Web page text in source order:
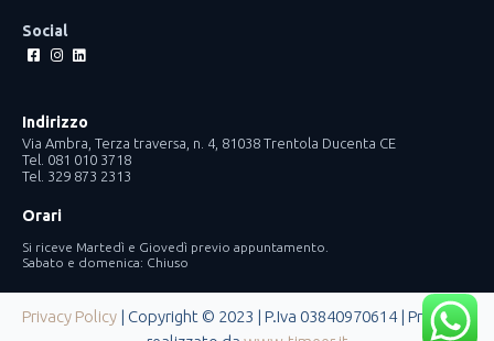
Social
Facebook-
square
Instagram
Linkedin
Indirizzo
Via Ambra, Terza traversa, n. 4, 81038 Trentola Ducenta CE
Tel. 081 010 3718
Tel. 329 873 2313
Orari
Si riceve Martedì e Giovedì previo appuntamento.
Sabato e domenica: Chiuso
Privacy Policy| Copyright © 2023 | P.Iva 03840970614 | Progetto